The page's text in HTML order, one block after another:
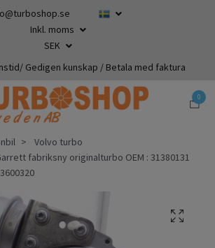
Inkl. moms
SEK
Gedigen kunskap / Betala med faktura
0
Volvo turbo
fabriksny originalturbo OEM : 31380131